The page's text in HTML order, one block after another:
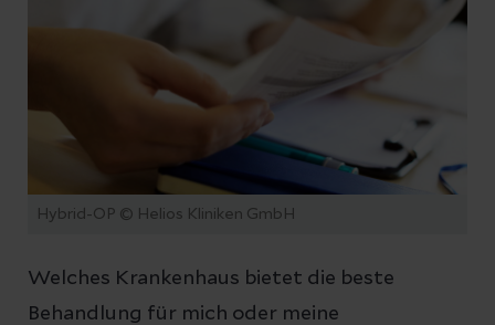
Hybrid-OP © Helios Kliniken GmbH
Welches Krankenhaus bietet die beste
Behandlung für mich oder meine